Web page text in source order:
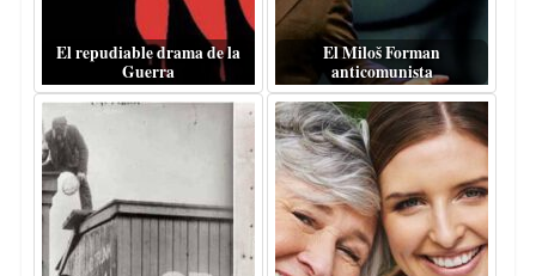
El repudiable drama de la
Guerra
El Miloš Forman
anticomunista